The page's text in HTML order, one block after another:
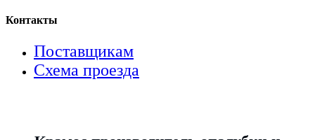
Контакты
Поставщикам
Схема проезда